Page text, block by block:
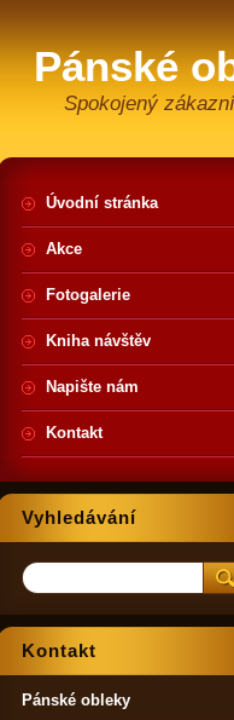
Pánské
Spokojený
Úvodní stránka
Akce
Fotogalerie
Kniha návštěv
Napište nám
Kontakt
Vyhledávání
Kontakt
Pánské obleky